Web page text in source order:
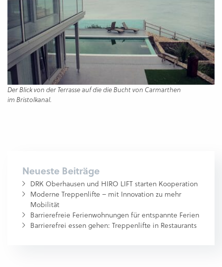
Der Blick von der Terrasse auf die die Bucht von Carmarthen
im Bristolkanal.
Neueste Beiträge
DRK Oberhausen und HIRO LIFT starten Kooperation
Moderne Treppenlifte – mit Innovation zu mehr
Mobilität
Barrierefreie Ferienwohnungen für entspannte Ferien
Barrierefrei essen gehen: Treppenlifte in Restaurants